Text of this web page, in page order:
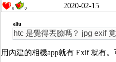
0 0 2020-02-15
eliu
htc 是覺得丟臉嗎？ jpg exif
用內建的相機app就有 Exif 就有